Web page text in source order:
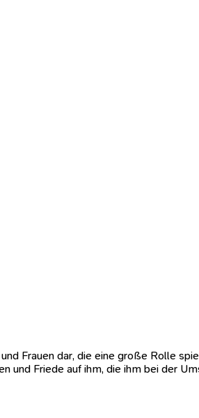
Frauen dar, die eine große Rolle
und Friede auf ihm, die ihm bei der